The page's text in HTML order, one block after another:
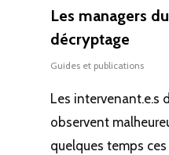
Les managers
décryptage
Guides et publications
Les intervenant.e.s
observent
quelques temps